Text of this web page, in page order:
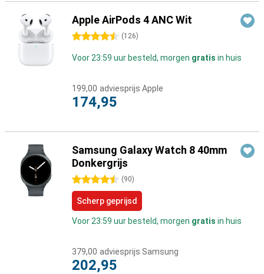
Apple AirPods 4 ANC Wit
4.5 sterren (126)
Voor 23:59 uur besteld, morgen gratis in huis
199,00 adviesprijs Apple
174,95
Samsung Galaxy Watch 8 40mm
Donkergrijs
4.5 sterren (90)
Scherp geprijsd
Voor 23:59 uur besteld, morgen gratis in huis
379,00 adviesprijs Samsung
202,95